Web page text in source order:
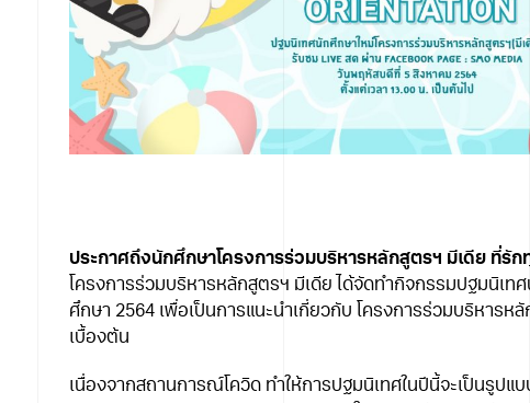
ประกาศถึงนักศึกษาโครงการร่วมบริหารหลักสูตรฯ มีเดีย ที่รัก
โครงการร่วมบริหารหลักสูตรฯ มีเดีย ได้จัดทำกิจกรรมปฐมนิเท
ศึกษา 2564 เพื่อเป็นการแนะนำเกี่ยวกับ โครงการร่วมบริหารห
เบื้องต้น
เนื่องจากสถานการณ์โควิด ทำให้การปฐมนิเทศในปีนี้จะเป็นรูปแ